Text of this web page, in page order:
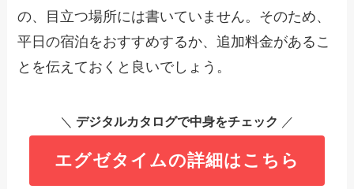
の、目立つ場所には書いていません。そのため、
平日の宿泊をおすすめするか、追加料金があるこ
とを伝えておくと良いでしょう。
＼ デジタルカタログで中身をチェック ／
エグゼタイムの詳細はこちら